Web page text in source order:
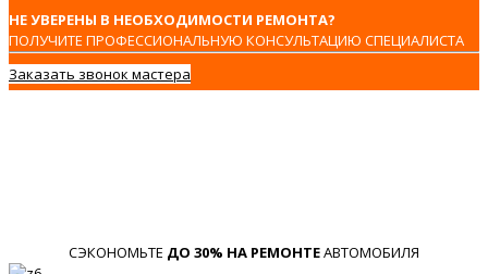
НЕ УВЕРЕНЫ В НЕОБХОДИМОСТИ РЕМОНТА?
ПОЛУЧИТЕ ПРОФЕССИОНАЛЬНУЮ КОНСУЛЬТАЦИЮ СПЕЦИАЛИСТА
Заказать звонок мастера
СЭКОНОМЬТЕ ДО 30% НА РЕМОНТЕАВТОМОБИЛЯ